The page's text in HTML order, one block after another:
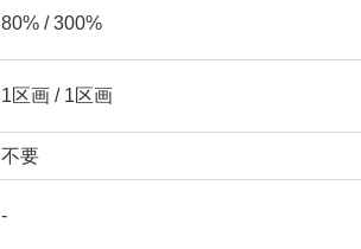
80% / 300%
1区画 / 1区画
不要
-